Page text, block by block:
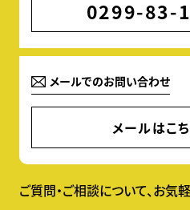
0299-83-
メールでのお問い合わせ
メールはこ
ご質問・ご相談について、お気